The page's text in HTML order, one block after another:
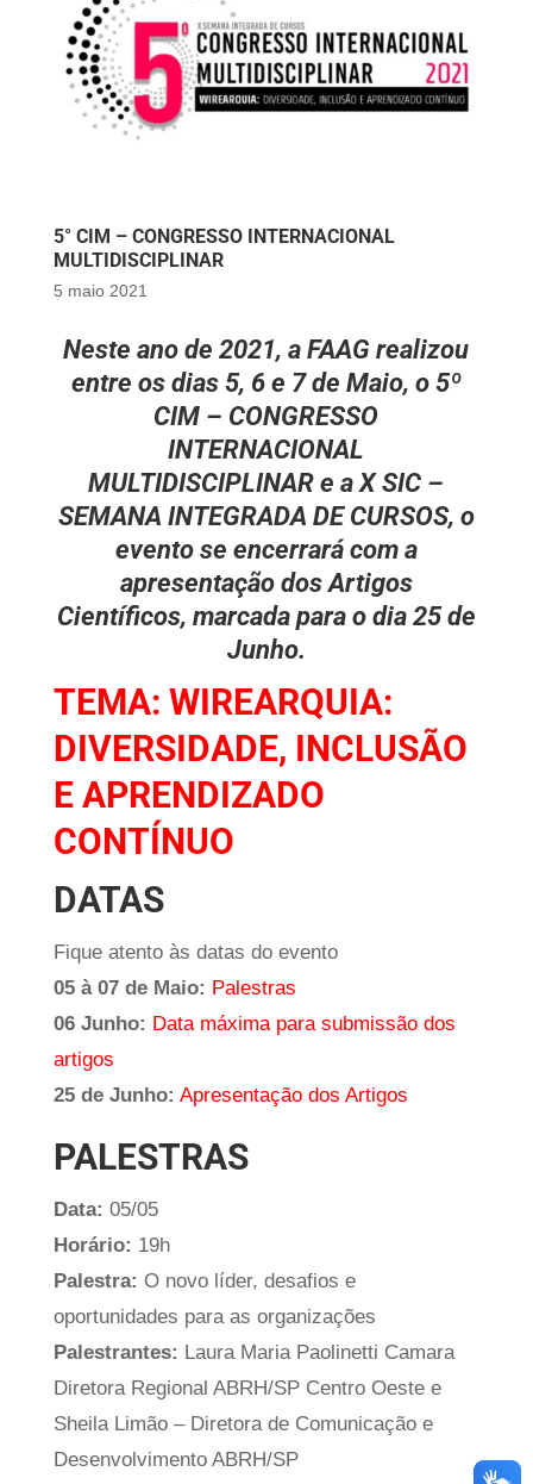
5° CIM – CONGRESSO INTERNACIONAL
MULTIDISCIPLINAR
5 maio 2021
Neste ano de 2021, a FAAG realizou
entre os dias 5, 6 e 7 de Maio, o 5º
CIM – CONGRESSO
INTERNACIONAL
MULTIDISCIPLINAR e a X SIC –
SEMANA INTEGRADA DE CURSOS, o
evento se encerrará com a
apresentação dos Artigos
Científicos, marcada para o dia 25 de
Junho.
TEMA: WIREARQUIA:
DIVERSIDADE, INCLUSÃO
E APRENDIZADO
CONTÍNUO
DATAS
Fique atento às datas do evento
05 à 07 de Maio: Palestras
06 Junho: Data máxima para submissão dos
artigos
25 de Junho: Apresentação dos Artigos
PALESTRAS
Data: 05/05
Horário: 19h
Palestra: O novo líder, desafios e
oportunidades para as organizações
Palestrantes: Laura Maria Paolinetti Camara
Diretora Regional ABRH/SP Centro Oeste e
Sheila Limão – Diretora de Comunicação e
Desenvolvimento ABRH/SP